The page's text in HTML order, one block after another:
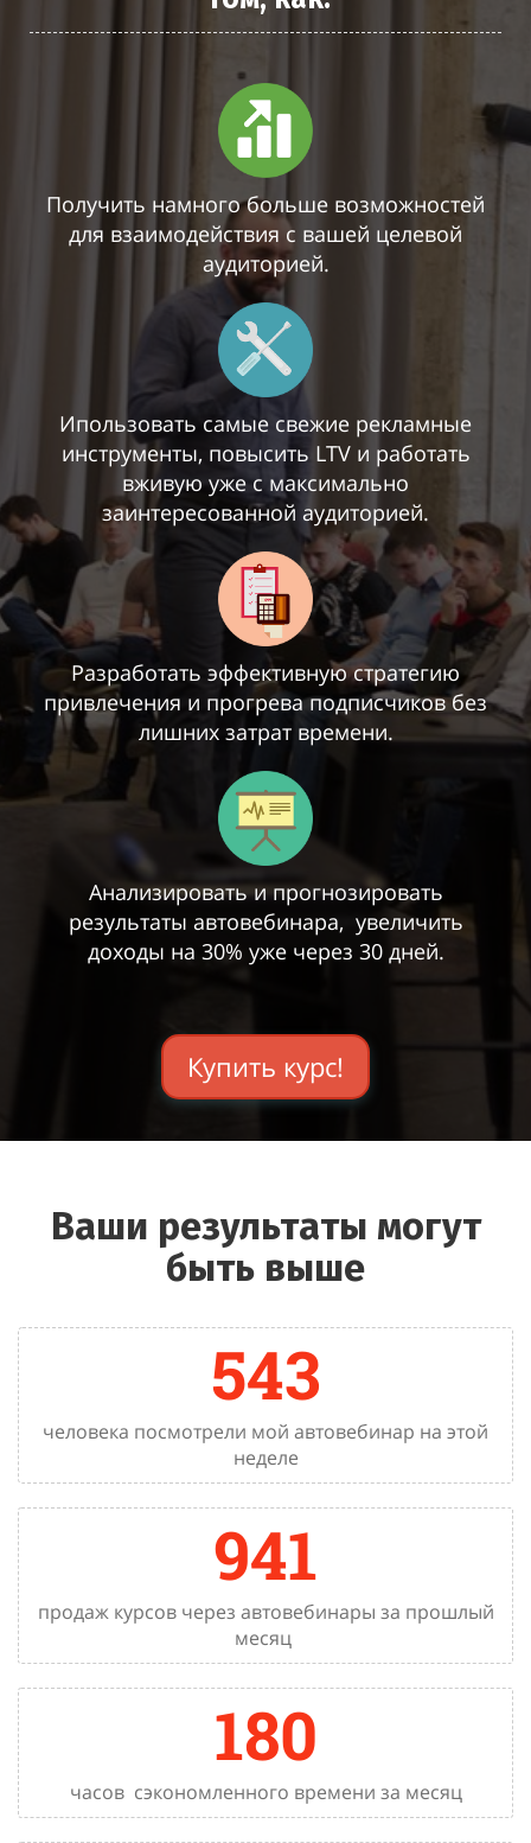
Получить намного больше возможностей
для взаимодействия с вашей целевой
аудиторией.
Ипользовать самые свежие рекламные
инструменты, повысить LTV и работать
вживую уже с максимально
заинтересованной аудиторией.
Разработать эффективную стратегию
привлечения и прогрева подписчиков без
лишних затрат времени.
Анализировать и прогнозировать
результаты автовебинара, увеличить
доходы на 30% уже через 30 дней.
Купить курс!
Ваши результаты могут
быть выше
543
человека посмотрели мой автовебинар на этой
неделе
941
продаж курсов через автовебинары за прошлый
месяц
180
часов сэкономленного времени за месяц